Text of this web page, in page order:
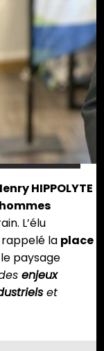
HIPPOLYTE
L’élu
la place
paysage
enjeux
et